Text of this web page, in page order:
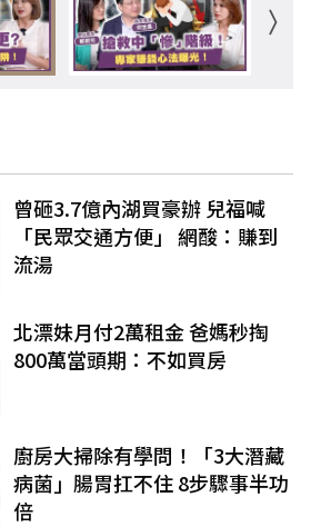
曾砸3.7億內湖買豪辦 兒福喊
「民眾交通方便」 網酸：賺到
流湯
北漂妹月付2萬租金 爸媽秒掏
800萬當頭期：不如買房
廚房大掃除有學問！「3大潛藏
病菌」腸胃扛不住 8步驟事半功
倍